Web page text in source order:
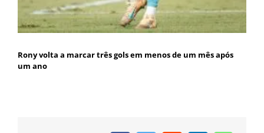
Rony volta a marcar três gols em menos de um mês após
um ano